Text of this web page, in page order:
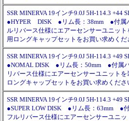
SSR MINERVA 19インチ9.0J 5H-114.3 +44
●HYPER DISK ●リム長：38mm ●付属
ルリバース仕様にエアーセンサーユニッ
用ロングキャップセットをお買い求めくだ
SSR MINERVA 19インチ9.0J 5H-114.3 +49
●NOMAL DISK ●リム長：50mm ●付属
リバース仕様にエアーセンサーユニット
ロングキャップセットをお買い求めくださ
SSR MINERVA 19インチ9.0J 5H-114.3 +49
●SUPER LOW DISK ●リム長：63mm ●
フルリバース仕様にエアーセンサーユニ